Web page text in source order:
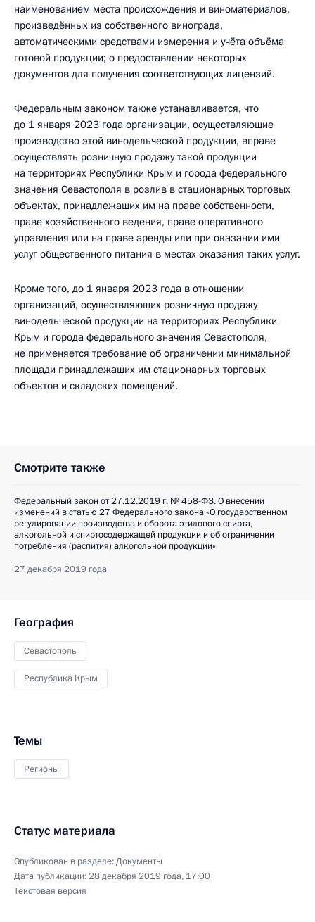
наименованием места происхождения и виноматериалов,
произведённых из собственного винограда,
автоматическими средствами измерения и учёта объёма
готовой продукции; о предоставлении некоторых
документов для получения соответствующих лицензий.
Федеральным законом также устанавливается, что
до 1 января 2023 года организации, осуществляющие
производство этой винодельческой продукции, вправе
осуществлять розничную продажу такой продукции
на территориях Республики Крым и города федерального
значения Севастополя в розлив в стационарных торговых
объектах, принадлежащих им на праве собственности,
праве хозяйственного ведения, праве оперативного
управления или на праве аренды или при оказании ими
услуг общественного питания в местах оказания таких услуг.
Кроме того, до 1 января 2023 года в отношении
организаций, осуществляющих розничную продажу
винодельческой продукции на территориях Республики
Крым и города федерального значения Севастополя,
не применяется требование об ограничении минимальной
площади принадлежащих им стационарных торговых
объектов и складских помещений.
Смотрите также
Федеральный закон от 27.12.2019 г. № 458-ФЗ. О внесении
изменений в статью 27 Федерального закона «О государственном
регулировании производства и оборота этилового спирта,
алкогольной и спиртосодержащей продукции и об ограничении
потребления (распития) алкогольной продукции»
27 декабря 2019 года
География
Севастополь
Республика Крым
Темы
Регионы
Статус материала
Опубликован в разделе:Документы
Дата публикации:28 декабря 2019 года, 17:00
Текстовая версия